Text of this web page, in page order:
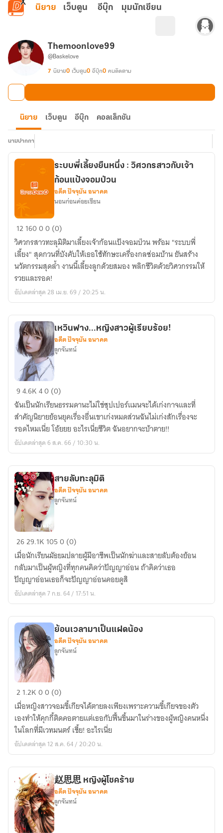
ข้ามไปยังเนื้อหาหลัก
นิยาย เว็บตูน อีบุ๊ก มุมนักเขียน
Themoonlove99
@Baskelove
7 นิยาย0 เว็บตูน0 อีบุ๊ก0 คนติดตาม
นิยาย เว็บตูน อีบุ๊ก คอลเล็กชัน
นามปากกา
ระบบ
พี่
เลี้ยง
ยืน
หนึ่ง
:
วิศวกร
กับ
เจ้า
ก้อน
แป้ง
จอม
ป่วน
ระบบพี่เลี้ยงยืนหนึ่ง : วิศวกรสาวกับเจ้า
ก้อนแป้งจอมป่วน
อดีต ปัจจุบัน อนาคต
นอนก่อนค่อยเขียน
12 16000 (0)
วิศวกรสาวทะลุมิติมาเลี้ยงเจ้าก้อนแป้งจอมป่วน พร้อม "ระบบพี่
เลี้ยง" สุดกวนที่บังคับให้เธอใช้ทักษะเครื่องกลซ่อมบ้าน ยันสร้าง
นวัตกรรมสุดล้ำ งานนี้เลี้ยงลูกด้วยสมอง พลิกชีวิตด้วยวิศวกรรมให้
รวยและรอด!
อัปเดตล่าสุด 28 เม.ย. 69 / 20:25 น.
เห
วิน
ฟาง...หญิง
สาว
ผู้
เรียบร้อย!
เหวินฟาง...หญิงสาวผู้เรียบร้อย!
อดีต ปัจจุบัน อนาคต
ลูกจันทน์
94.6K40 (0)
ฉันเป็นนักเรียนธรรมดานะไม่ใช่ซุปเปอร์แมนจะได้เก่งกาจและที่
สำคัญนิยายย้อนยุคเรื่องอื่นเขาเก่งหมดส่วนฉันไม่เก่งสักเรื่องจะ
รอดไหมเนี่ย โอ้ยยย อะไรเนี่ยชีวิต ฉันอยากจะบ้าตาย!!
อัปเดตล่าสุด 6 ส.ค. 66 / 10:30 น.
สายลับ
ทะลุ
มิติ
สายลับทะลุมิติ
อดีต ปัจจุบัน อนาคต
ลูกจันทน์
2629.1K 1050 (0)
เมื่อนักเรียนมัธยมปลายผู้มีอาชีพเป็นนักฆ่าและสายลับต้องย้อน
กลับมาเป็นผู้หญิงที่ทุกคนคิดว่าปัญญาอ่อน ถ้าคิดว่าเธอ
ปัญญาอ่อนเธอก็จะปัญญาอ่อนคอยดูสิ
อัปเดตล่าสุด 7 ก.ย. 64 / 17:51 น.
ย้อน
เวลา
มา
เป็น
แฝด
น้อง
ย้อนเวลามาเป็นแฝดน้อง
อดีต ปัจจุบัน อนาคต
ลูกจันทน์
2 1.2K00 (0)
เมื่อหญิงสาวจอมขี้เกียจได้ตายลงเพียงเพราะความขี้เกียจของตัว
เองทำให้คุกกี้ติดคอตายแต่เธอกับฟื้นขึ้นมาในร่างของผู้หญิงคนหนึ่ง
ในโลกที่มีเวทมนตร์ เชี้ย! อะไรเนี่ย
อัปเดตล่าสุด 12 ส.ค. 64 / 20:20 น.
赵思思 หญิงผู้โชคร้าย
อดีต ปัจจุบัน อนาคต
ลูกจันทน์